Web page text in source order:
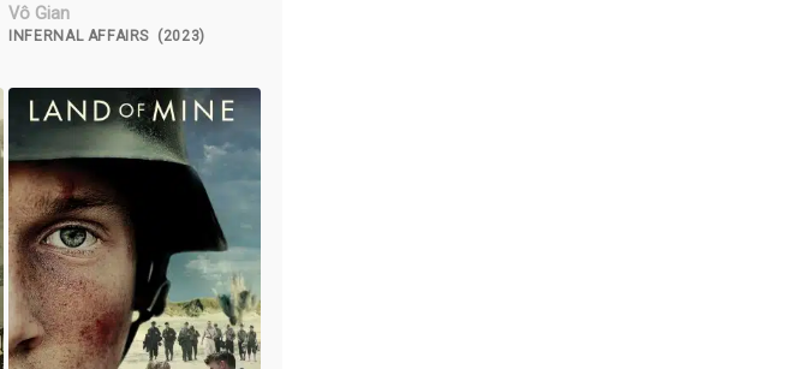
Vô Gian
INFERNAL AFFAIRS (2023)